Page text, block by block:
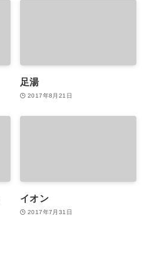
足湯
2017年8月21日
イオン
2017年7月31日